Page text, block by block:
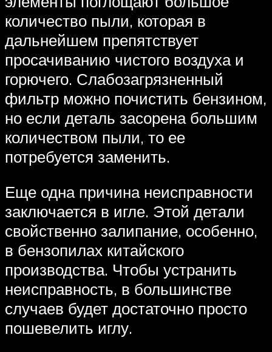
количество пыли, которая в
дальнейшем препятствует
просачиванию чистого воздуха и
горючего. Слабозагрязненный
фильтр можно почистить бензином,
но если деталь засорена большим
количеством пыли, то ее
потребуется заменить.
Еще одна причина неисправности
заключается в игле. Этой детали
свойственно залипание, особенно,
в бензопилах китайского
производства. Чтобы устранить
неисправность, в большинстве
случаев будет достаточно просто
пошевелить иглу.